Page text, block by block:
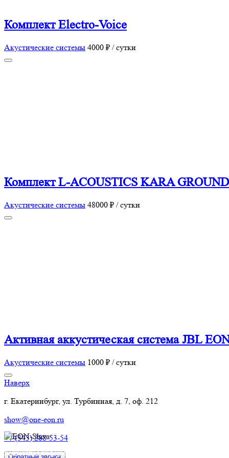
Комплект Electro-Voice
Акустические системы 4000 ₽ / сутки
Комплект L-ACOUSTICS KARA
Акустические системы 48000 ₽ / сутки
Активная аккустическая система JBL
Акустические системы 1000 ₽ / сутки
Наверх
г. Екатеринбург, ул. Турбинная, д. 7, оф. 212
show@one-eon.ru
+7 (343) 288-53-54
Контактная информация: